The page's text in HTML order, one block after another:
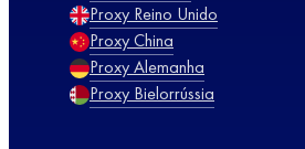
Proxy Reino Unido
Proxy China
Proxy Alemanha
Proxy Bielorrússia